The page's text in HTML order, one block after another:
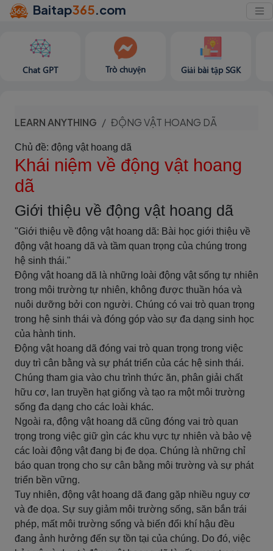
Baitap365.com
Chat GPT Trò chuyện Giải bài tập SGK
LEARN ANYTHING ĐỘNG VẬT HOANG DÃ
Chủ đề: động vật hoang dã
Khái niệm về động vật hoang
dã
Giới thiệu về động vật hoang dã
"Giới thiệu về động vật hoang dã: Bài học giới thiệu về
động vật hoang dã và tầm quan trọng của chúng trong
hệ sinh thái."
Động vật hoang dã là những loài động vật sống tự nhiên
trong môi trường tự nhiên, không được thuần hóa và
nuôi dưỡng bởi con người. Chúng có vai trò quan trọng
trong hệ sinh thái và đóng góp vào sự đa dạng sinh học
của hành tinh.
Động vật hoang dã đóng vai trò quan trọng trong việc
duy trì cân bằng và sự phát triển của các hệ sinh thái.
Chúng tham gia vào chu trình thức ăn, phân giải chất
hữu cơ, lan truyền hạt giống và tạo ra một môi trường
sống đa dạng cho các loài khác.
Ngoài ra, động vật hoang dã cũng đóng vai trò quan
trọng trong việc giữ gìn các khu vực tự nhiên và bảo vệ
các loài động vật đang bị đe dọa. Chúng là những chỉ
báo quan trọng cho sự cân bằng môi trường và sự phát
triển bền vững.
Tuy nhiên, động vật hoang dã đang gặp nhiều nguy cơ
và đe dọa. Sự suy giảm môi trường sống, săn bắn trái
phép, mất môi trường sống và biến đổi khí hậu đều
đang ảnh hưởng đến sự tồn tại của chúng. Do đó, việc